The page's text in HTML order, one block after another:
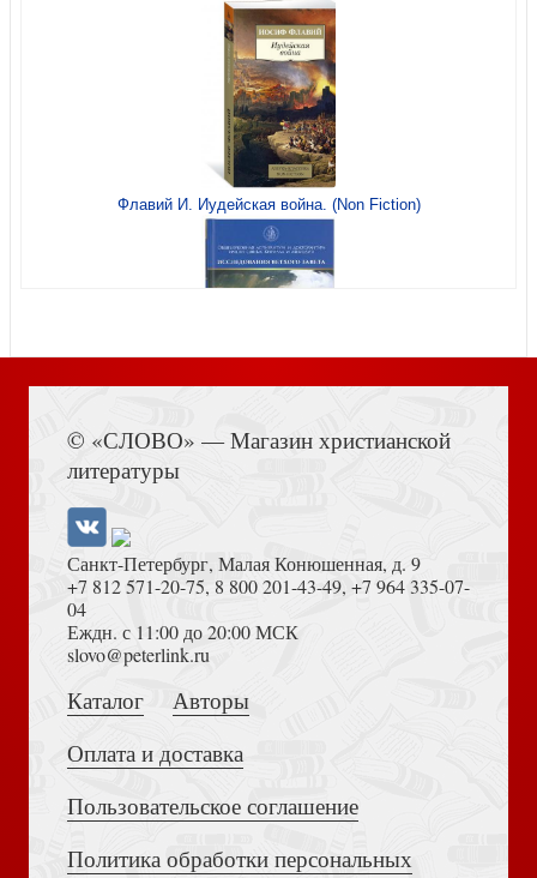
Псалтирь (Сретенский монастырь) крупный шрифт
Краткий молитвослов (Сретенский монастырь)
Хроники крестовых походов (в 4-х тт)
Акафист преподобному Серафиму Саровскому
Флавий И. Иудейская война. (Non Fiction)
Толкование на Апокалипсис (Тихоний Африканский)
Достоевский Ф.М. Сила и правда России (2024)
© «СЛОВО» — Магазин христианской
литературы
Санкт-Петербург, Малая Конюшенная, д. 9
+7 812 571-20-75, 8 800 201-43-49, +7 964 335-07-
04
Еждн. с 11:00 до 20:00 МСК
slovo@peterlink.ru
Каталог
Авторы
Оплата и доставка
Пользовательское соглашение
Политика обработки персональных